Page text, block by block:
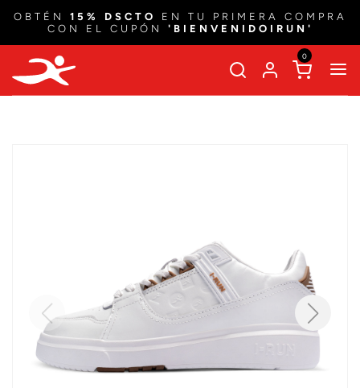
OBTÉN 15% DSCTO
EN TU PRIMERA COMPRA
CON EL CUPÓN 'BIENVENIDOIRUN'
0